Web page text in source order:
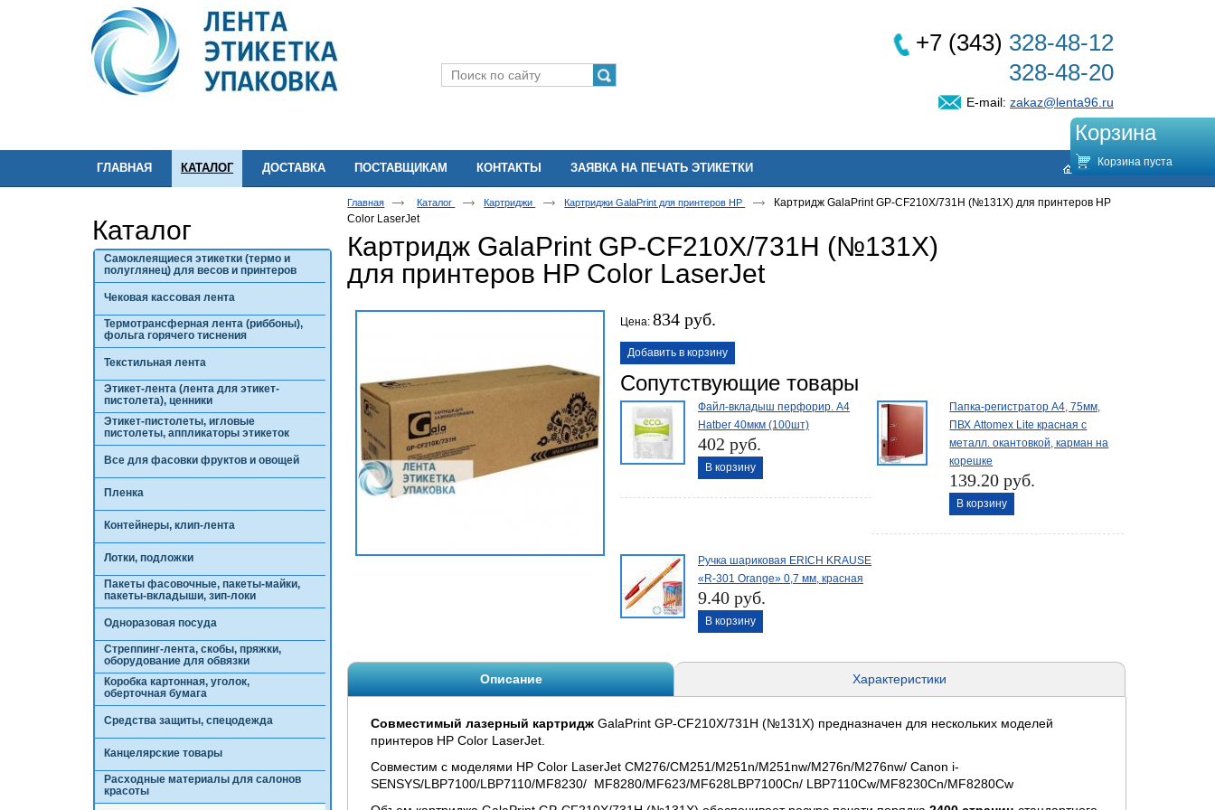
+7 (343) 328-48-12
328-48-20
E-mail: zakaz@lenta96.ru
ГЛАВНАЯ КАТАЛОГ ДОСТАВКА ПОСТАВЩИКАМ КОНТАКТЫ ЗАЯВКА НА ПЕЧАТЬ ЭТИКЕТКИ
Каталог
Самоклеящиеся этикетки (термо и
полуглянец) для весов и принтеров
Чековая кассовая лента
Термотрансферная лента (риббоны),
фольга горячего тиснения
Текстильная лента
Этикет-лента (лента для этикет-
пистолета), ценники
Этикет-пистолеты, игловые
пистолеты, аппликаторы этикеток
Все для фасовки фруктов и овощей
Пленка
Контейнеры, клип-лента
Лотки, подложки
Пакеты фасовочные, пакеты-майки,
пакеты-вкладыши, зип-локи
Одноразовая посуда
Стреппинг-лента, скобы, пряжки,
оборудование для обвязки
Коробка картонная, уголок,
оберточная бумага
Средства защиты, спецодежда
Канцелярские товары
Расходные материалы для салонов
красоты
Корзина
Корзина пуста
Главная Каталог Картриджи Картриджи GalaPrint для принтеров HP
Картридж GalaPrint GP-CF210X/731H (№131X) для принтеров HP
Color LaserJet
Картридж GalaPrint GP-CF210X/731H (№131X)
для принтеров HP Color LaserJet
Цена: 834 руб.
Добавить в корзину
Сопутствующие товары
Файл-вкладыш перфорир. А4
Hatber 40мкм (100шт)
402 руб.
В корзину
Папка-регистратор А4, 75мм,
ПВХ Attomex Lite красная с
металл. окантовкой, карман на
корешке
139.20 руб.
В корзину
Ручка шариковая ERICH KRAUSE
«R-301 Orange» 0,7 мм, красная
9.40 руб.
В корзину
Описание Характеристики
Совместимый лазерный картридж GalaPrint GP-CF210X/731H (№131X) предназначен для нескольких моделей
принтеров HP Color LaserJet.
Совместим с моделями HP Color LaserJet CM276/CM251/M251n/M251nw/M276n/M276nw/ Canon i-
SENSYS/LBP7100/LBP7110/MF8230/ MF8280/MF623/MF628LBP7100Cn/ LBP7110Cw/MF8230Cn/MF8280Cw